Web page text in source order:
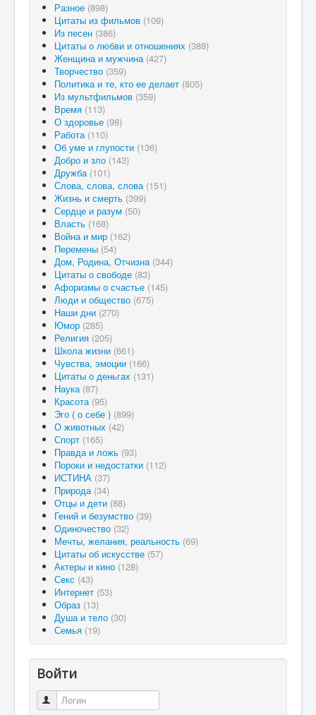
Разное (898)
Цитаты из фильмов (109)
Из песен (386)
Цитаты о любви и отношениях (388)
Женщина и мужчина (427)
Творчество (359)
Политика и те, кто ее делает (805)
Из мультфильмов (359)
Время (113)
О здоровье (98)
Работа (110)
Об уме и глупости (136)
Добро и зло (143)
Дружба (101)
Слова, слова, слова (151)
Жизнь и смерть (399)
Сердце и разум (50)
Власть (168)
Война и мир (162)
Перемены (54)
Дом, Родина, Отчизна (344)
Цитаты о свободе (83)
Афоризмы о счастье (145)
Люди и общество (675)
Наши дни (270)
Юмор (285)
Религия (205)
Школа жизни (661)
Чувства, эмоции (166)
Цитаты о деньгах (131)
Наука (87)
Красота (95)
Эго ( о себе ) (899)
О животных (42)
Спорт (165)
Правда и ложь (93)
Пороки и недостатки (112)
ИСТИНА (37)
Природа (34)
Отцы и дети (88)
Гений и безумство (39)
Одиночество (32)
Мечты, желания, реальность (69)
Цитаты об искусстве (57)
Актеры и кино (128)
Секс (43)
Интернет (53)
Образ (13)
Душа и тело (30)
Семья (19)
Войти
Логин